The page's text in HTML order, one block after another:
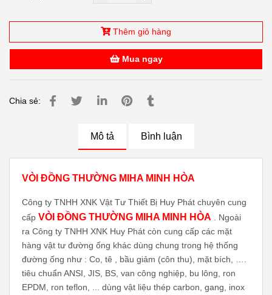
Thêm giỏ hàng
Mua ngay
Chia sẻ:
Mô tả Bình luận
VÒI ĐỒNG THƯỜNG MIHA MINH HÒA
Công ty TNHH XNK Vật Tư Thiết Bị Huy Phát chuyên cung
cấp VÒI ĐỒNG THƯỜNG MIHA MINH HÒA
. Ngoài
ra Công ty TNHH XNK Huy Phát còn cung cấp các mặt
hàng vật tư đường ống khác dùng chung trong hệ thống
đường ống như : Co, tê , bầu giảm (côn thu), mặt bích, ….
tiêu chuẩn ANSI, JIS, BS, van công nghiệp, bu lông, ron
EPDM, ron teflon, ... dùng vật liệu thép carbon, gang, inox